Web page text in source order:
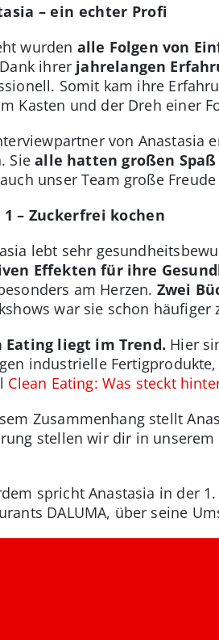
– ein echter Profi
wurden alle Folgen von
ihrer jahrelangen
Somit kam ihre
Kasten und der Dreh einer
von Anastasia
Siealle hatten großen
unser Team große
1 – Zuckerfrei kochen
lebt sehr
Effekten für ihre
am Herzen. Zwei
war sie schon
Eating liegt im Trend. Hier
industrielle
Clean Eating: Was steckt
Zusammenhang stellt
stellen wir dir in unserem
spricht Anastasia in der
DALUMA, über seine